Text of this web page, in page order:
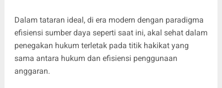
Dalam tataran ideal, di era modern dengan paradigma
efisiensi sumber daya seperti saat ini, akal sehat dalam
penegakan hukum terletak pada titik hakikat yang
sama antara hukum dan efisiensi penggunaan
anggaran.